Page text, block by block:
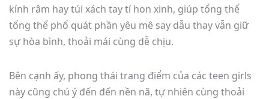
kính râm hay túi xách tay tí hon xinh, giúp tổng thể
tổng thể phổ quát phần yêu mê say dẫu thay vẫn giữ
sự hòa bình, thoải mái cùng dễ chịu.
Bên cạnh ấy, phong thái trang điểm của các teen girls
này cũng chú ý đến đến nền nã, tự nhiên cùng thoải